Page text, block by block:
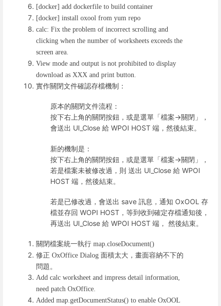
[docker] add dockerfile to build container
[docker] install oxool from yum repo
calc: Fix the problem of incorrect scrolling and
clicking when the number of worksheets exceeds the
screen area.
View mode and output is not prohibited to display
download as XXX and print button.
實作關閉文件確認存檔機制：
原本的關閉文件流程：
按下右上角的關閉按鈕，或是選單「檔案->關閉」，
會送出 UI_Close 給 WPOI HOST 端，然後結束。
新的機制是：
按下右上角的關閉按鈕，或是選單「檔案->關閉」，
若是檔案未被修改過，則 送出 UI_Close 給 WPOI
HOST 端，然後結束。
若是已修改過，會送出 save 訊息，通知 OxOOL 存
檔並存回 WOPI HOST，等到收到確定存檔通知後，
再送出 UI_Close 給 WPOI HOST 端， 然後結束。
關閉檔案統一執行map.closeDocument()
修正OxOffice Dialog 面積太大，畫面容納不下的
問題。
Add calc worksheet and impress detail information,
need patch OxOffice.
Added map.getDocumentStatus() to enable OxOOL